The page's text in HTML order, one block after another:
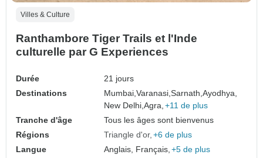
Villes & Culture
Ranthambore Tiger Trails et l'Inde
culturelle par G Experiences
Durée
21 jours
Destinations
Mumbai,Varanasi,Sarnath,Ayodhya,
New Delhi,Agra, +11 de plus
Tranche d'âge
Tous les âges sont bienvenus
Régions
Triangle d'or +6 de plus
Langue
Anglais, Français, +5 de plus